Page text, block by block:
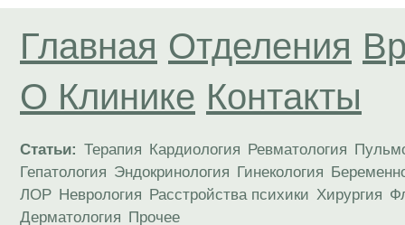
Главная Отделения
О Клинике Контакты
Статьи: Терапия Кардиология Ревматология
Гепатология Эндокринология Гинекология
ЛОР Неврология Расстройства психики Хирургия
Дерматология Прочее